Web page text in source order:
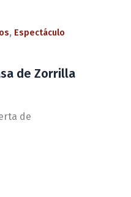
, Espectáculo
de Zorrilla
de